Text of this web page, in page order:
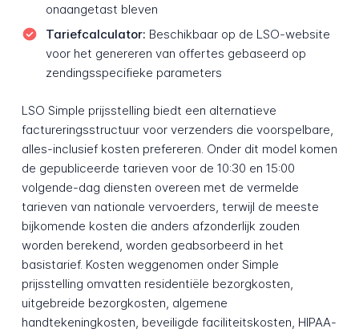
onaangetast bleven
Tariefcalculator: Beschikbaar op de LSO-website
voor het genereren van offertes gebaseerd op
zendingsspecifieke parameters
LSO Simple prijsstelling biedt een alternatieve
factureringsstructuur voor verzenders die voorspelbare,
alles-inclusief kosten prefereren. Onder dit model komen
de gepubliceerde tarieven voor de 10:30 en 15:00
volgende-dag diensten overeen met de vermelde
tarieven van nationale vervoerders, terwijl de meeste
bijkomende kosten die anders afzonderlijk zouden
worden berekend, worden geabsorbeerd in het
basistarief. Kosten weggenomen onder Simple
prijsstelling omvatten residentiële bezorgkosten,
uitgebreide bezorgkosten, algemene
handtekeningkosten, beveiligde faciliteitskosten, HIPAA-